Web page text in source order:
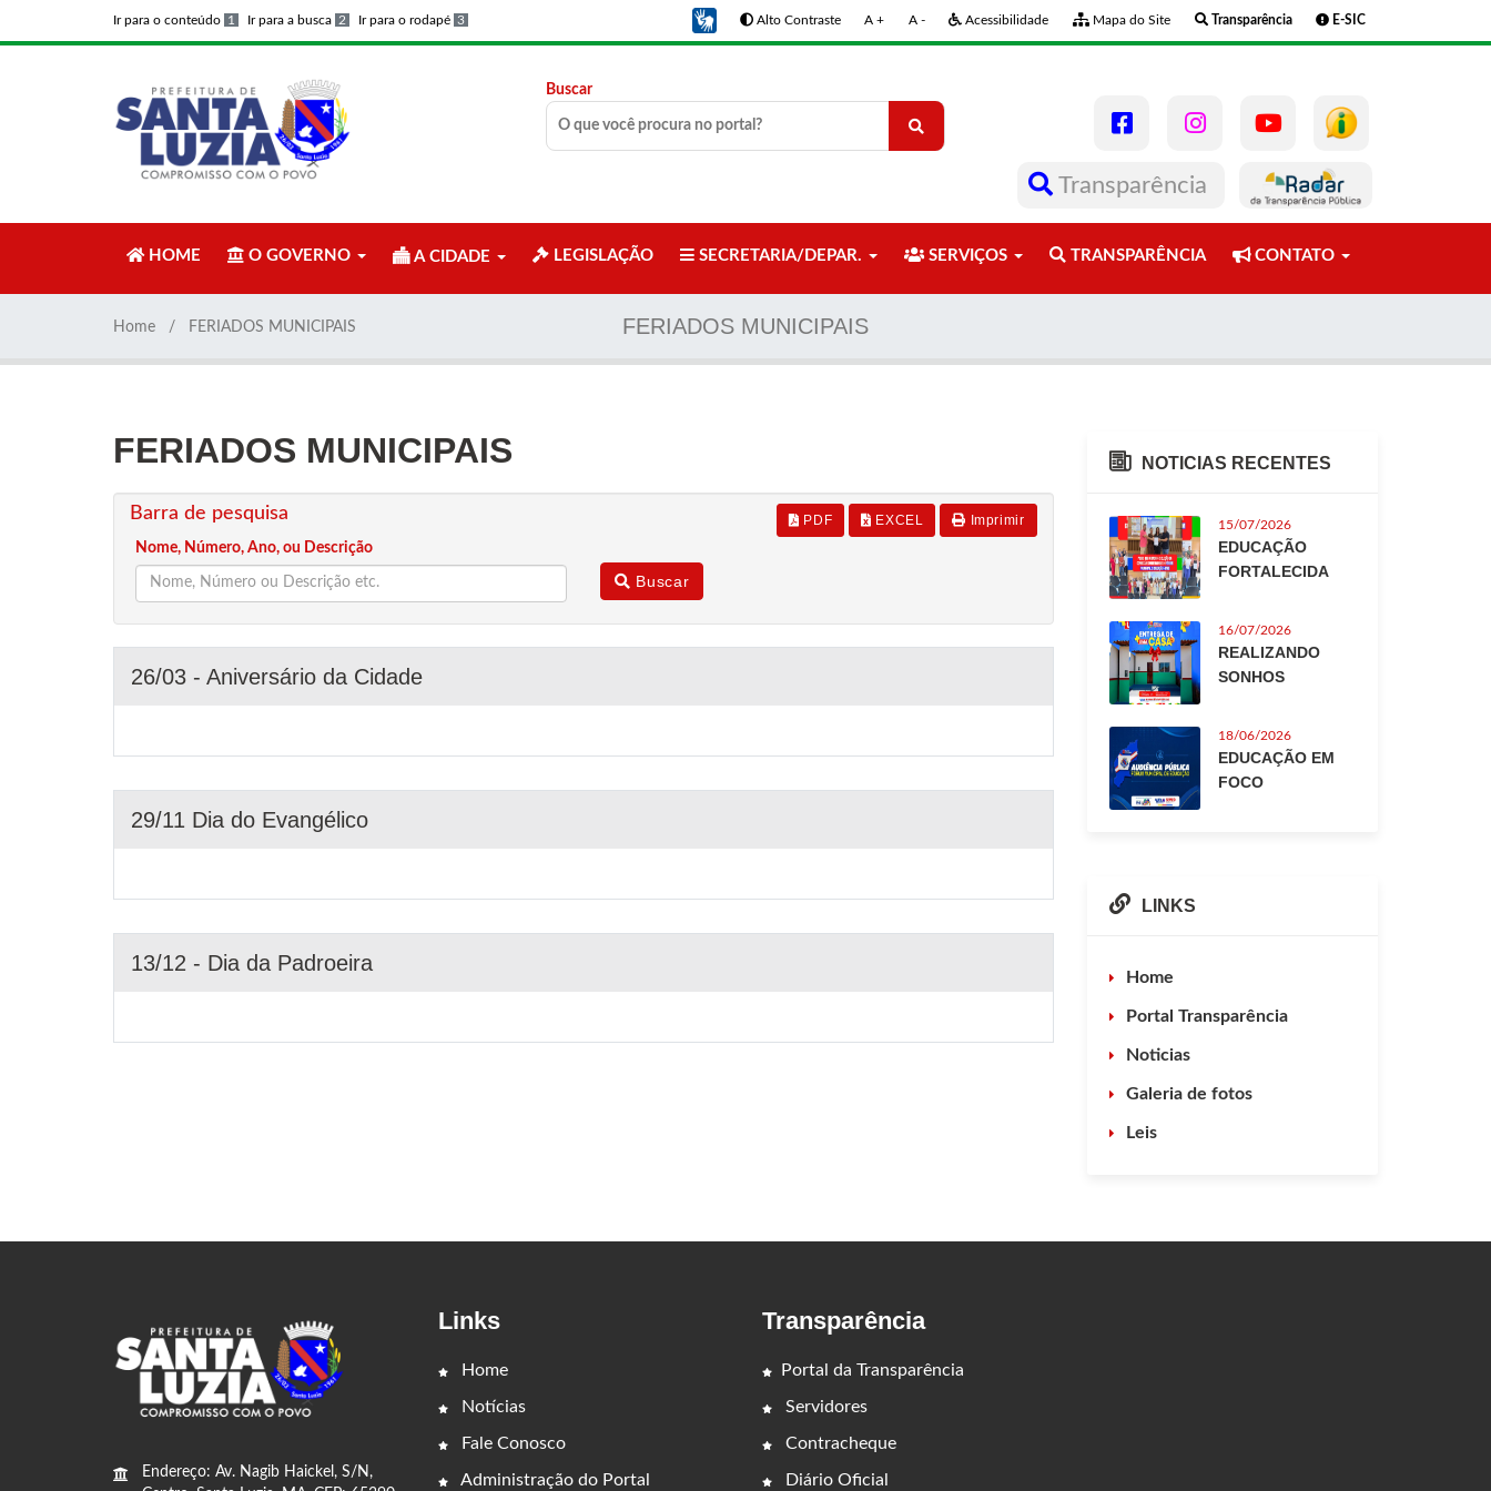
Ir para o conteúdo 1 Ir para a busca 2 Ir para o rodapé 3 Alto Contraste A + A - Acessibilidade Mapa do Site Transparência E-SIC
Buscar
Transparência
HOME O GOVERNO A CIDADE LEGISLAÇÃO SECRETARIA/DEPAR. SERVIÇOS TRANSPARÊNCIA CONTATO
FERIADOS MUNICIPAIS
Home FERIADOS MUNICIPAIS
FERIADOS MUNICIPAIS
Barra de pesquisa PDF EXCEL
Imprimir
Nome, Número, Ano, ou Descrição
Buscar
26/03 - Aniversário da Cidade
29/11 Dia do Evangélico
13/12 - Dia da Padroeira
NOTICIAS RECENTES
15/07/2026
EDUCAÇÃO
FORTALECIDA
16/07/2026
REALIZANDO
SONHOS
18/06/2026
EDUCAÇÃO EM
FOCO
LINKS
Home
Portal Transparência
Noticias
Galeria de fotos
Leis
Endereço: Av. Nagib Haickel, S/N,
Links
Home
Notícias
Fale Conosco
Administração do Portal
Transparência
Portal da Transparência
Servidores
Contracheque
Diário Oficial